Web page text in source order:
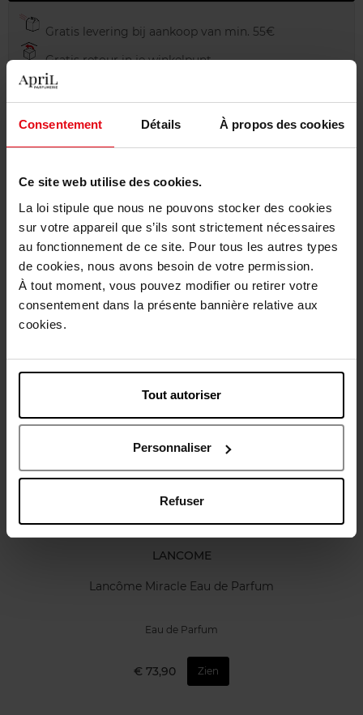
Consentement Détails À propos des cookies
Ce site web utilise des cookies.
La loi stipule que nous ne pouvons stocker des cookies
sur votre appareil que s’ils sont strictement nécessaires
au fonctionnement de ce site. Pour tous les autres types
de cookies, nous avons besoin de votre permission.
À tout moment, vous pouvez modifier ou retirer votre
consentement dans la présente bannière relative aux
cookies.
Tout autoriser
Personnaliser
Refuser
Gratis levering bij aankoop van min. 55€
Gratis retour in je winkelpunt
Gratis verpakking
Beschrijving
Gebruiksadvies
Karakteristieken
Nog iets vergeten ?
LANCOME
Lancôme Miracle Eau de Parfum
Eau de Parfum
€ 73,90 Zien